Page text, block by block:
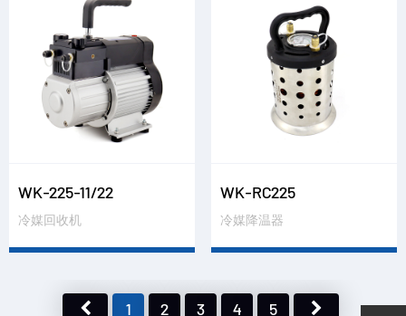
WK-225-11/22
冷媒回收机
WK-RC225
冷媒降温器
1 2 3 4 5